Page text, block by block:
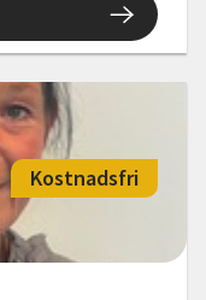
Kostnadsfri